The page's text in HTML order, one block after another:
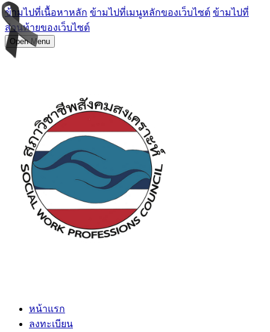
ข้ามไปที่เนื้อหาหลัก ข้ามไปที่เมนูหลักของเว็บไซต์ ข้ามไปที่
ส่วนท้ายของเว็บไซต์
Open Menu
หน้าแรก
ลงทะเบียน